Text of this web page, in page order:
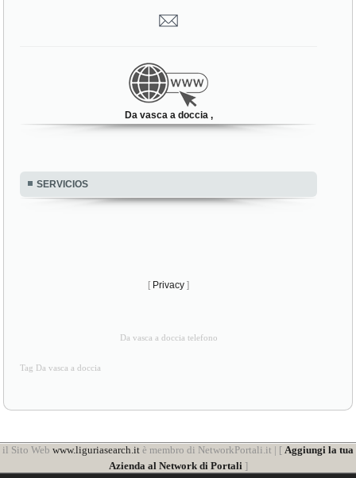
Da vasca a doccia ,
SERVICIOS
[ Privacy ]
Da vasca a doccia telefono
Tag Da vasca a doccia
il Sito Web www.liguriasearch.it è membro di NetworkPortali.it | [ Aggiungi la tua
Azienda al Network di Portali]